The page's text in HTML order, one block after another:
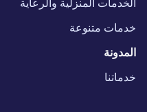
خدمات متنوعة
المدونة
خدماتنا